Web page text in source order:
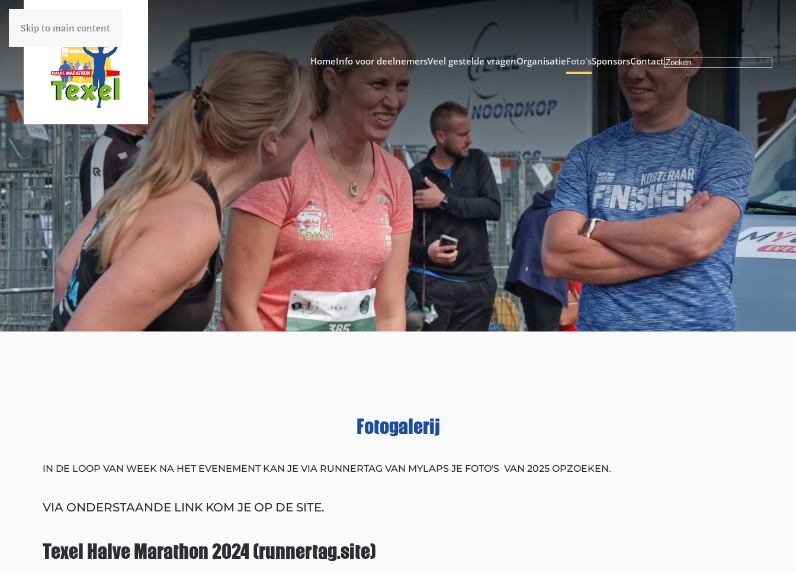
Skip to main content
HomeInfo voor deelnemersVeel gestelde vragenOrganisatieFoto'sSponsorsContact
Fotogalerij
IN DE LOOP VAN WEEK NA HET EVENEMENT KAN JE VIA RUNNERTAG VAN MYLAPS JE FOTO'S VAN 2025 OPZOEKEN.
VIA ONDERSTAANDE LINK KOM JE OP DE SITE.
Texel Halve Marathon 2024 (runnertag.site)